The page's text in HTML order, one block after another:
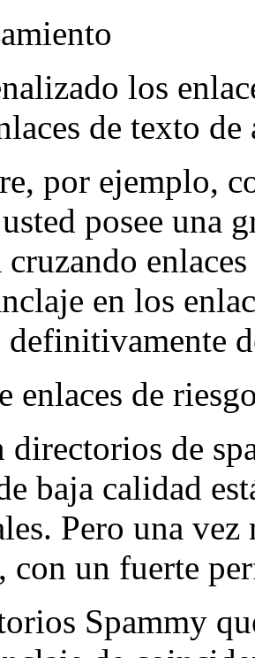
los
de texto de
por ejemplo,
posee una
cruzando
en los
enlaces de
directorios de
baja calidad
Pero una vez
con un fuerte
Spammy